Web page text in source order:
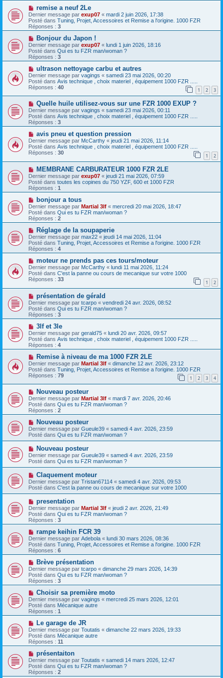
s
a
g
e
a
u
m
e
s
s
a
g
e
N
o
u
v
e
a
u
m
e
s
s
a
g
e
remise a neuf 2Le
Dernier message par exup07 « mardi 2 juin 2026, 17:38
Posté dans Tuning, Projet, Accessoires et Remise a l'origine. 1000 FZR
Réponses : 3
N
o
u
v
e
a
u
m
e
s
s
a
g
e
Bonjour du Japon !
Dernier message par exup07 « lundi 1 juin 2026, 18:16
Posté dans Qui es tu FZR man/woman ?
Réponses : 3
N
o
u
v
e
a
u
m
e
s
s
a
g
e
ultrason nettoyage carbu et autres
Dernier message par vagings « samedi 23 mai 2026, 00:20
Posté dans Avis technique , choix materiel , équipement 1000 FZR .....
Réponses : 40 1 2 3
N
o
u
v
e
a
m
e
s
s
a
g
e
Quelle huile utilisez-vous sur une FZR 1000 EXUP ?
Dernier message par vagings « samedi 23 mai 2026, 00:11
Posté dans Avis technique , choix materiel , équipement 1000 FZR .....
Réponses : 3
N
o
u
v
e
a
m
e
s
s
a
g
e
avis pneu et question pression
Dernier message par McCarthy « jeudi 21 mai 2026, 11:14
Posté dans Avis technique , choix materiel , équipement 1000 FZR .....
Réponses : 30 1 2
N
o
u
v
e
a
u
m
e
s
s
a
g
e
MEMBRANE CARBURATEUR 1000 FZR 2LE
Dernier message par exup07 « jeudi 21 mai 2026, 07:59
Posté dans toutes les copines du 750 YZF, 600 et 1000 FZR
Réponses : 1
N
o
u
v
e
a
u
m
e
s
s
a
g
e
bonjour a tous
Dernier message par Martial 3lf « mercredi 20 mai 2026, 18:47
Posté dans Qui es tu FZR man/woman ?
Réponses : 2
N
o
u
v
e
a
u
m
e
s
s
a
g
e
Réglage de la soupaperie
Dernier message par max22 « jeudi 14 mai 2026, 11:04
Posté dans Tuning, Projet, Accessoires et Remise a l'origine. 1000 FZR
Réponses : 4
N
o
u
v
e
a
u
m
e
s
s
a
g
e
moteur ne prends pas ces tours/moteur
Dernier message par McCarthy « lundi 11 mai 2026, 11:24
Posté dans C'est la panne ou cours de mecanique sur votre 1000
Réponses : 33 1 2
N
o
u
v
e
a
u
m
e
s
s
a
g
e
présentation de gérald
Dernier message par tcarpo « vendredi 24 avr. 2026, 08:52
Posté dans Qui es tu FZR man/woman ?
Réponses : 3
N
o
u
v
e
a
u
m
e
s
s
a
g
e
3lf et 3le
Dernier message par gerald75 « lundi 20 avr. 2026, 09:57
Posté dans Avis technique , choix materiel , équipement 1000 FZR .....
Réponses : 4
N
o
u
v
e
a
m
e
s
s
a
g
e
Remise à niveau de ma 1000 FZR 2LE
Dernier message par Martial 3lf « dimanche 12 avr. 2026, 23:12
Posté dans Tuning, Projet, Accessoires et Remise a l'origine. 1000 FZR
Réponses : 79 1 2 3 4
N
o
u
v
e
a
m
e
s
a
g
e
Nouveau posteur
Dernier message par Martial 3lf « mardi 7 avr. 2026, 20:46
Posté dans Qui es tu FZR man/woman ?
Réponses : 2
N
o
u
e
a
u
m
e
s
s
a
g
Nouveau posteur
Dernier message par Gueule39 « samedi 4 avr. 2026, 23:59
Posté dans Qui es tu FZR man/woman ?
N
o
u
a
u
m
e
s
s
a
g
e
Nouveau posteur
Dernier message par Gueule39 « samedi 4 avr. 2026, 23:59
Posté dans Qui es tu FZR man/woman ?
N
o
u
u
m
e
s
a
g
e
Claquement moteur
Dernier message par Tristan67114 « samedi 4 avr. 2026, 09:53
Posté dans C'est la panne ou cours de mecanique sur votre 1000
N
o
u
v
e
a
m
e
s
s
a
g
e
presentation
Dernier message par Martial 3lf « jeudi 2 avr. 2026, 21:49
Posté dans Qui es tu FZR man/woman ?
Réponses : 3
N
o
u
v
e
a
m
e
s
s
g
e
rampe keihin FCR 39
Dernier message par Adebola « lundi 30 mars 2026, 08:36
Posté dans Tuning, Projet, Accessoires et Remise a l'origine. 1000 FZR
Réponses : 6
N
o
u
v
e
a
m
e
s
s
a
g
e
Brève présentation
Dernier message par tcarpo « dimanche 29 mars 2026, 14:39
Posté dans Qui es tu FZR man/woman ?
Réponses : 3
N
o
u
v
e
a
m
e
s
s
a
g
e
Choisir sa première moto
Dernier message par vagings « mercredi 25 mars 2026, 12:01
Posté dans Mécanique autre
Réponses : 1
N
o
u
v
e
a
u
m
e
s
Le garage de JR
Dernier message par Toutatis « dimanche 22 mars 2026, 19:33
Posté dans Mécanique autre
Réponses : 11
N
o
u
v
e
présentaiton
Dernier message par Toutatis « samedi 14 mars 2026, 12:47
Posté dans Qui es tu FZR man/woman ?
Réponses : 2